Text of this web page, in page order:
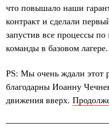
что повышало наши
контракт и сделали
запустив все процессы
команды в базовом лагере.
PS: Мы очень ждали этот
благодарны Иоанну
движения вверх.